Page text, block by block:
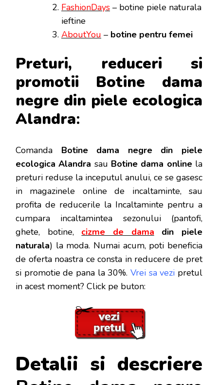
FashionDays – botine piele naturala
ieftine
AboutYou – botine pentru femei
Preturi, reduceri si
promotii Botine dama
negre din piele ecologica
Alandra:
Comanda Botine dama negre din piele
ecologica Alandra sau Botine dama onlinela
preturi reduse la inceputul anului, ce se gasesc
in magazinele online de incaltaminte, sau
profita de reducerile la Incaltaminte pentru a
cumpara incaltamintea sezonului (pantofi,
ghete, botine, cizme de dama din piele
naturala) la moda. Numai acum, poti beneficia
de oferta noastra ce consta in reducere de pret
si promotie de pana la 30%. Vrei sa vezi pretul
in acest moment? Click pe buton:
Detalii si descriere